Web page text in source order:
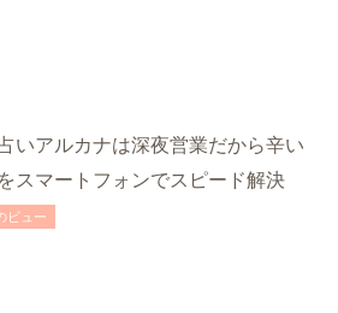
いアルカナは深夜営業だから辛い
スマートフォンでスピード解決
ビュー